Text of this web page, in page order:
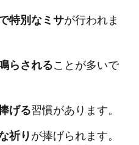
特別なミサが行われま
らされることが多いで
げる習慣があります。
祈りが捧げられます。